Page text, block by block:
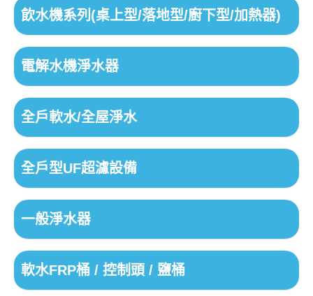
飲水機系列(桌上型/落地型/廚下型/加熱器)
電解水機淨水器
全戶軟水/全屋淨水
全戶型UF超濾設備
一般淨水器
軟水FRP桶 / 控制頭 / 鹽桶